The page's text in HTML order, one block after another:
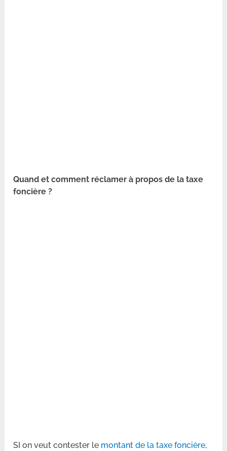
Quand et comment réclamer à propos de la taxe
foncière ?
SI on veut contester le montant de la taxe foncière,